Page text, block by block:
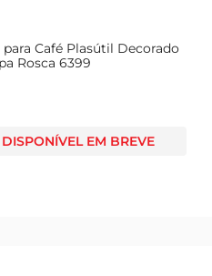
para Café Plasútil Decorado
Rosca 6399
DISPONÍVEL EM BREVE